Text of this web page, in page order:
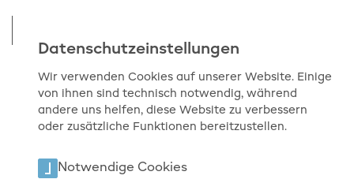
Start Medienkompetenz
Angebote für
Schulen
Fake News / Desinformation / Deep
Datenschutzeinstellungen
Wir verwenden Cookies auf unserer Website. Einige
von ihnen sind technisch notwendig, während
andere uns helfen, diese Website zu verbessern
oder zusätzliche Funktionen bereitzustellen.
Notwendige Cookies